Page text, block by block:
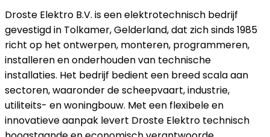
Droste Elektro B.V. is een elektrotechnisch bedrijf
gevestigd in Tolkamer, Gelderland, dat zich sinds 1985
richt op het ontwerpen, monteren, programmeren,
installeren en onderhouden van technische
installaties. Het bedrijf bedient een breed scala aan
sectoren, waaronder de scheepvaart, industrie,
utiliteits- en woningbouw. Met een flexibele en
innovatieve aanpak levert Droste Elektro technisch